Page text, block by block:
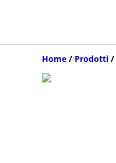
Home / Prodotti /